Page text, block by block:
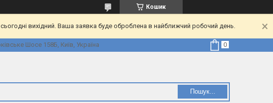
Кошик
вихідний. Ваша заявка буде оброблена в найближчий робочий день.
Шосе 158Б, Київ, Україна
Пошук...